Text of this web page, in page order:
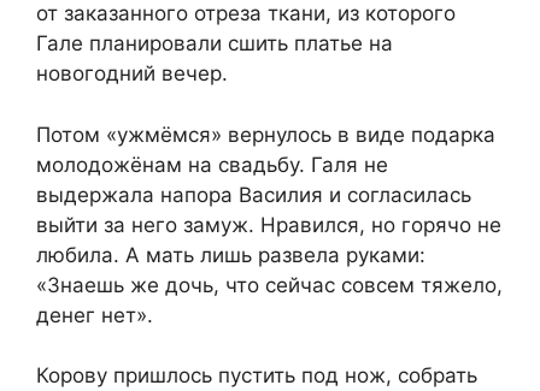
от заказанного отреза ткани, из которого
Гале планировали сшить платье на
новогодний вечер.
Потом «ужмёмся» вернулось в виде подарка
молодожёнам на свадьбу. Галя не
выдержала напора Василия и согласилась
выйти за него замуж. Нравился, но горячо не
любила. А мать лишь развела руками:
«Знаешь же дочь, что сейчас совсем тяжело,
денег нет».
Корову пришлось пустить под нож, собрать